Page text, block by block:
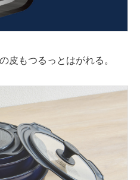
皮もつるっとはがれる。